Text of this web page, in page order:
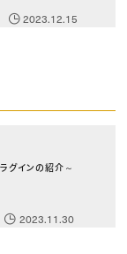
2023.12.15
グインの紹介～
2023.11.30